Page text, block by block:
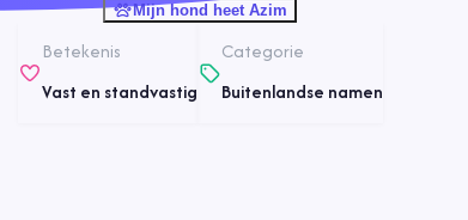
Mijn hond heet Azim
Betekenis
Vast en standvastig
Categorie
Buitenlandse namen